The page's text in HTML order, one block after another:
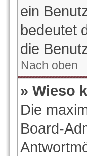
ein
bedeutet
die
Nach oben
» Wieso
Die
Board-